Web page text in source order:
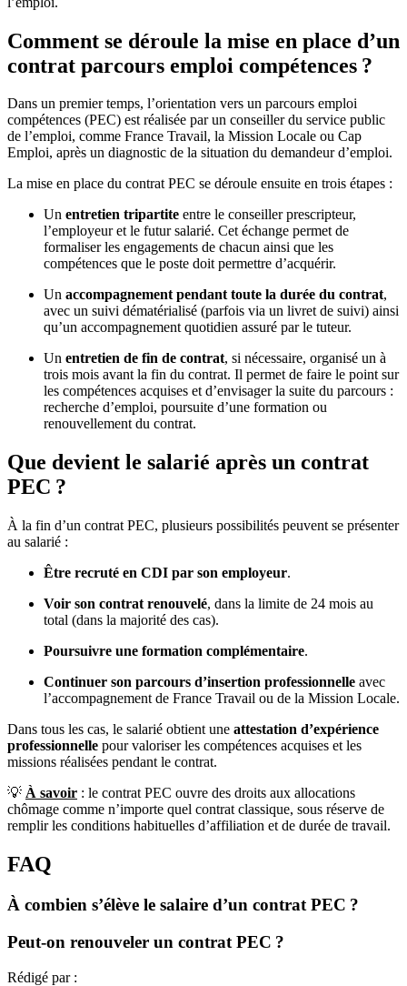
Comment se déroule la mise en place d’un
contrat parcours emploi compétences ?
Dans un premier temps, l’orientation vers un parcours emploi
compétences (PEC) est réalisée par un conseiller du service public
de l’emploi, comme France Travail, la Mission Locale ou Cap
Emploi, après un diagnostic de la situation du demandeur d’emploi.
La mise en place du contrat PEC se déroule ensuite en trois étapes :
Un entretien tripartite entre le conseiller prescripteur,
l’employeur et le futur salarié. Cet échange permet de
formaliser les engagements de chacun ainsi que les
compétences que le poste doit permettre d’acquérir.
Un accompagnement pendant toute la durée du contrat,
avec un suivi dématérialisé (parfois via un livret de suivi) ainsi
qu’un accompagnement quotidien assuré par le tuteur.
Un entretien de fin de contrat, si nécessaire, organisé un à
trois mois avant la fin du contrat. Il permet de faire le point sur
les compétences acquises et d’envisager la suite du parcours :
recherche d’emploi, poursuite d’une formation ou
renouvellement du contrat.
Que devient le salarié après un contrat
PEC ?
À la fin d’un contrat PEC, plusieurs possibilités peuvent se présenter
au salarié :
Être recruté en CDI par son employeur.
Voir son contrat renouvelé, dans la limite de 24 mois au
total (dans la majorité des cas).
Poursuivre une formation complémentaire.
Continuer son parcours d’insertion professionnelle avec
l’accompagnement de France Travail ou de la Mission Locale.
Dans tous les cas, le salarié obtient une attestation d’expérience
professionnelle pour valoriser les compétences acquises et les
missions réalisées pendant le contrat.
💡 À savoir : le contrat PEC ouvre des droits aux allocations
chômage comme n’importe quel contrat classique, sous réserve de
remplir les conditions habituelles d’affiliation et de durée de travail.
FAQ
À combien s’élève le salaire d’un contrat PEC ?
Peut-on renouveler un contrat PEC ?
Rédigé par :